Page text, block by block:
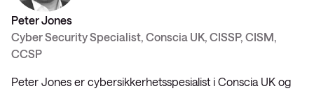
Peter Jones
Cyber Security Specialist, Conscia UK, CISSP, CISM,
CCSP
Peter Jones er cybersikkerhetsspesialist i Conscia UK og